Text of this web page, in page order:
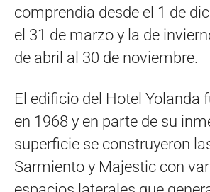
comprendia desde el 1 de
el 31 de marzo y la de
de abril al 30 de noviembre.
El edificio del Hotel Yolanda
en 1968 y en parte de su
superficie se construyeron
Sarmiento y Majestic con